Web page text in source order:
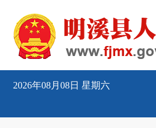
2026年08月08日 星期六